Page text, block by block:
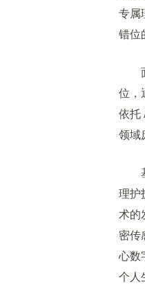
专属
错位
面
位，
依托
领域
基
理护
术的
密传
心数
个人